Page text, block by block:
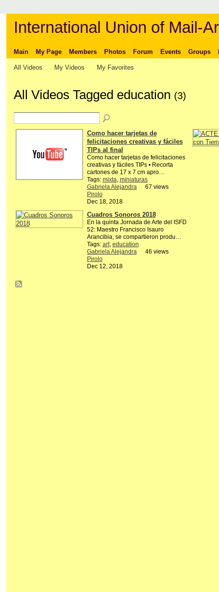
International Union of Mail-
Main My Page Members Photos Forum Events Groups
All Videos My Videos My Favorites
All Videos Tagged education (3)
Como hacer tarjetas de
felicitaciones creativas y fáciles
TIPs al final
Como hacer tarjetas de felicitaciones
creativas y fáciles TIPs • Recorta
cartones de 17 x 7 cm apro…
Tags: mixta, miniaturas
Gabriela Alejandra
Pirolo
Dec 18, 2018
67 views
Cuadros Sonoros 2018
En la quinta Jornada de Arte del ISFD
52: Maestro Francisco Isauro
Arancibia, se compartieron produ…
Tags: art, education
Gabriela Alejandra
Pirolo
Dec 12, 2018
46 views